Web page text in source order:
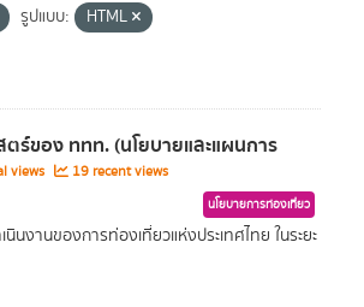
รูปแบบ:
HTML
ร์ของ ททท. (นโยบายและแผนการ
views 19 recent views
นโยบายการท่องเที่ยว
นงานของการท่องเที่ยวแห่งประเทศไทย ในระยะ